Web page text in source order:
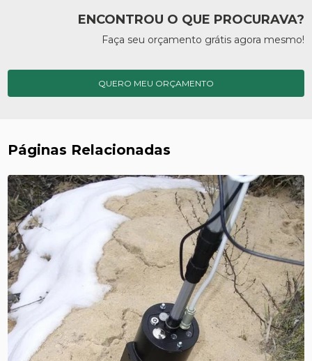
ENCONTROU O QUE PROCURAVA?
Faça seu orçamento grátis agora mesmo!
QUERO MEU ORÇAMENTO
Páginas Relacionadas